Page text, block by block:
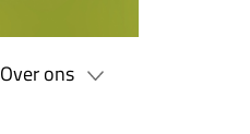
Over ons